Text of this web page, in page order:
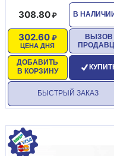
В
308.80
ЦЕНА ДНЯ
302.60
ДОБАВИТЬ
В КОРЗИНУ
ВЫЗОВ
БЫСТРЫЙ ЗАКАЗ